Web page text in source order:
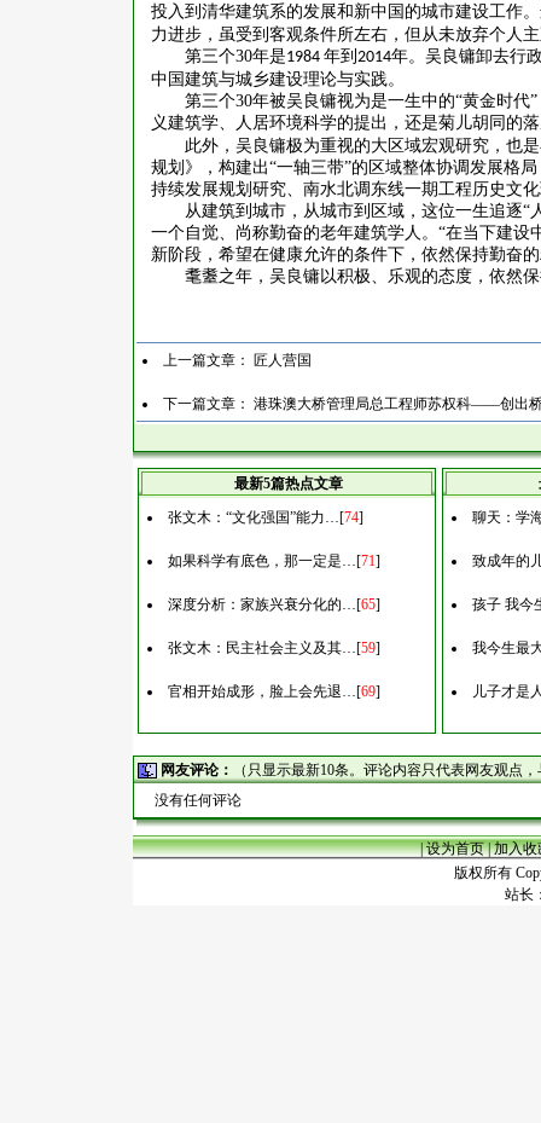
投入到清华建筑系的发展和新中国的城市建设工作
力进步，虽受到客观条件所左右，但从未放弃个人
第三个30年是1984 年到 2014年。吴良镛卸去行
中国建筑与城乡建设理论与实践。
第三个30年被吴良镛视为是一生中的“黄金时代
义建筑学、人居环境科学的提出，还是菊儿胡同的
此外，吴良镛极为重视的大区域宏观研究，也
规划》，构建出“一轴三带”的区域整体协调发展格
持续发展规划研究、南水北调东线一期工程历史文
从建筑到城市，从城市到区域，这位一生追逐“
一个自觉、尚称勤奋的老年建筑学人。“在当下建
新阶段，希望在健康允许的条件下，依然保持勤奋
耄耋之年，吴良镛以积极、乐观的态度，依然
上一篇文章： 匠人营国
下一篇文章： 港珠澳大桥管理局总工程师苏权科——创出
最新5篇热点文章
张文木：“文化强国”能力…[74]
如果科学有底色，那一定是…[71]
深度分析：家族兴衰分化的…[65]
张文木：民主社会主义及其…[59]
官相开始成形，脸上会先退…[69]
聊天：学
致成年的
孩子 我今
我今生最
儿子才是
网友评论：
（只显示最新10条。评论内容只代表网友观点
没有任何评论
|设为首页|加入收
版权所有
站长